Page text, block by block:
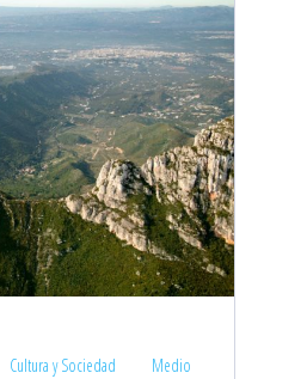
Cultura y Sociedad
Medio